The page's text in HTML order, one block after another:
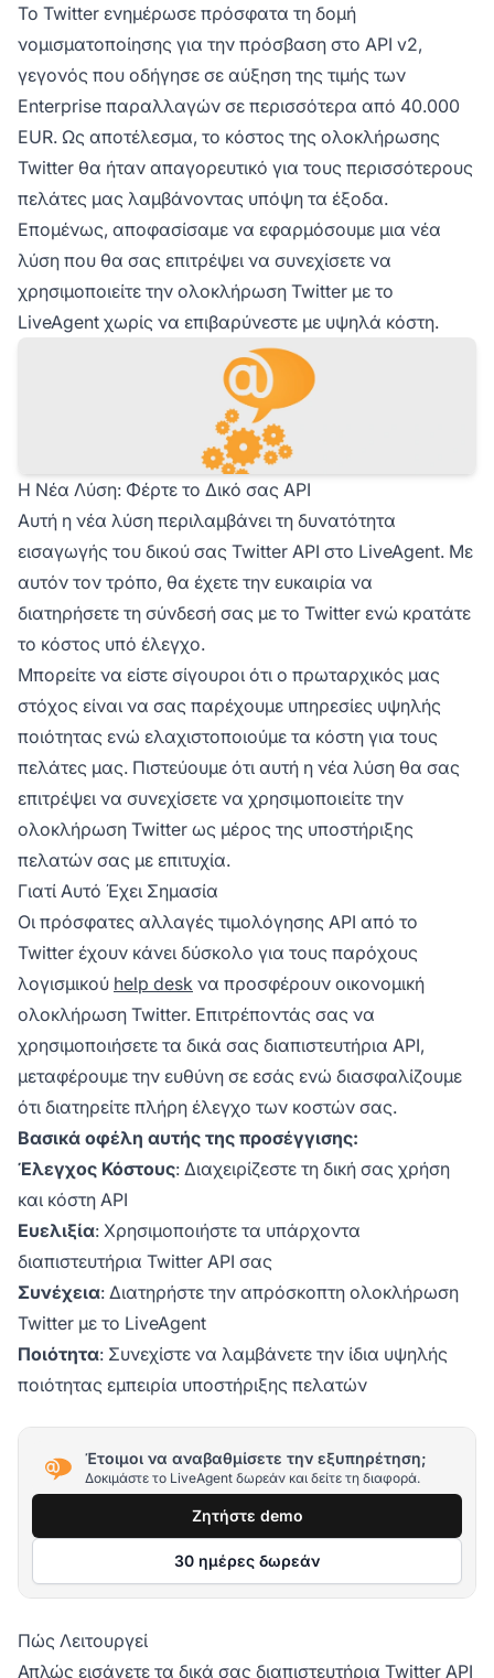
Το Twitter ενημέρωσε πρόσφατα τη δομή
νομισματοποίησης για την πρόσβαση στο API v2,
γεγονός που οδήγησε σε αύξηση της τιμής των
Enterprise παραλλαγών σε περισσότερα από 40.000
EUR. Ως αποτέλεσμα, το κόστος της ολοκλήρωσης
Twitter θα ήταν απαγορευτικό για τους περισσότερους
πελάτες μας λαμβάνοντας υπόψη τα έξοδα.
Επομένως, αποφασίσαμε να εφαρμόσουμε μια νέα
λύση που θα σας επιτρέψει να συνεχίσετε να
χρησιμοποιείτε την ολοκλήρωση Twitter με το
LiveAgent χωρίς να επιβαρύνεστε με υψηλά κόστη.
Η Νέα Λύση: Φέρτε το Δικό σας API
Αυτή η νέα λύση περιλαμβάνει τη δυνατότητα
εισαγωγής του δικού σας Twitter API στο LiveAgent. Με
αυτόν τον τρόπο, θα έχετε την ευκαιρία να
διατηρήσετε τη σύνδεσή σας με το Twitter ενώ κρατάτε
το κόστος υπό έλεγχο.
Μπορείτε να είστε σίγουροι ότι ο πρωταρχικός μας
στόχος είναι να σας παρέχουμε υπηρεσίες υψηλής
ποιότητας ενώ ελαχιστοποιούμε τα κόστη για τους
πελάτες μας. Πιστεύουμε ότι αυτή η νέα λύση θα σας
επιτρέψει να συνεχίσετε να χρησιμοποιείτε την
ολοκλήρωση Twitter ως μέρος της υποστήριξης
πελατών σας με επιτυχία.
Γιατί Αυτό Έχει Σημασία
Οι πρόσφατες αλλαγές τιμολόγησης API από το
Twitter έχουν κάνει δύσκολο για τους παρόχους
λογισμικού help desk να προσφέρουν οικονομική
ολοκλήρωση Twitter. Επιτρέποντάς σας να
χρησιμοποιήσετε τα δικά σας διαπιστευτήρια API,
μεταφέρουμε την ευθύνη σε εσάς ενώ διασφαλίζουμε
ότι διατηρείτε πλήρη έλεγχο των κοστών σας.
Βασικά οφέλη αυτής της προσέγγισης:
Έλεγχος Κόστους: Διαχειρίζεστε τη δική σας χρήση
και κόστη API
Ευελιξία: Χρησιμοποιήστε τα υπάρχοντα
διαπιστευτήρια Twitter API σας
Συνέχεια: Διατηρήστε την απρόσκοπτη ολοκλήρωση
Twitter με το LiveAgent
Ποιότητα: Συνεχίστε να λαμβάνετε την ίδια υψηλής
ποιότητας εμπειρία υποστήριξης πελατών
Έτοιμοι να αναβαθμίσετε την εξυπηρέτηση;
Δοκιμάστε το LiveAgent δωρεάν και δείτε τη διαφορά.
Ζητήστε demo
30 ημέρες δωρεάν
Πώς Λειτουργεί
Απλώς εισάγετε τα δικά σας διαπιστευτήρια Twitter API